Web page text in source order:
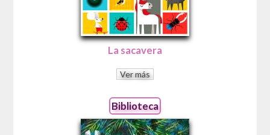
La sacavera
Ver más
Biblioteca